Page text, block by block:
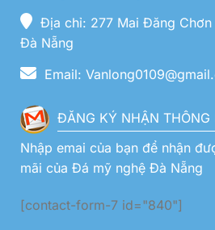
Địa chỉ: 277 Mai Đăng
Đà Nẵng
Email:
ĐĂNG KÝ NHẬN THÔNG
Nhập emai của bạn để nhận
mãi của Đá mỹ nghệ Đà Nẵng
[contact-form-7 id="840"]